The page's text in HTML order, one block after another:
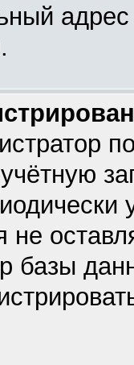
не
базы